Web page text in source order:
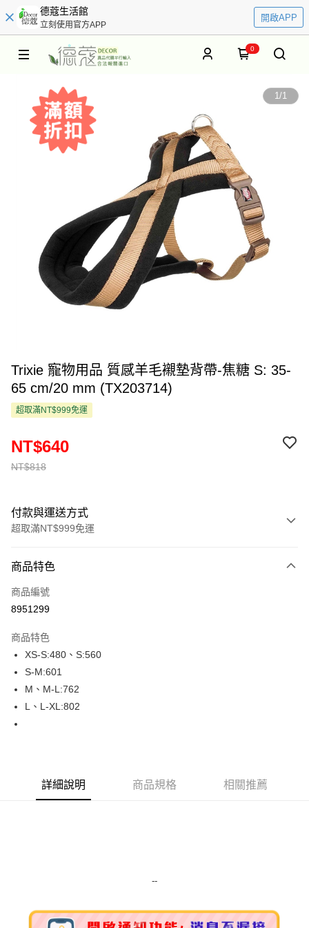
德蔻生活館
立刻使用官方APP
開啟APP
0
1/1
Trixie 寵物用品 質感羊毛襯墊背帶-焦糖 S: 35-
65 cm/20 mm (TX203714)
超取滿NT$999免運
NT$818
NT$640
付款與運送方式
超取滿NT$999免運
信用卡一次付款
超商取貨付款
Apple Pay
街口支付
悠遊付
Google Pay
運送方式
每筆NT$80，滿NT$999(含以上)免運費
商品特色
商品編號
8951299
商品特色
XS-S:480、S:560
S-M:601
M、M-L:762
L、L-XL:802
詳細說明 商品規格 相關推薦
--